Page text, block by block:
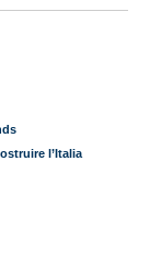
l’Italia